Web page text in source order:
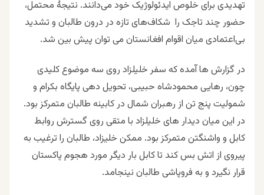
تهدیدی برای خلوص ایدئولوژیک خود می‌دانند. نتیجهٔ محتمل،
حضور چند تاجک را شکاف‌های تازه در درون طالبان و تشدید
بی‌اعتمادی میان اقوام افغانستان می توان پیش بین شد.
در گزارش ها آمده که سفر خلیلزاد روی سه موضوع کلیدی
چون، رهایی محمودشاه حبیبی، تحویل دهی پایگاه بکرام و
شمولیت پنج تن از رهبران شمال در کابینه طالبان متمرکز بود.
در این میان دیدار های خلیلزاد با متقی روی گسترش روابط
کابل و واشنگتن متمرکز بود. ممکن خلیزاد، طالبان را ترغیب به
پیروی از اتش بس کند تا کابل بار دیگر مورد هجوم پاکستان
قرار نگیرد و به فروپاشی طالبان نینجامد.